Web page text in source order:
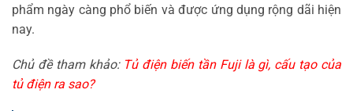
phẩm ngày càng phổ biến và được ứng dụng rộng dãi hiện
nay.
Chủ đề tham khảo: Tủ điện biến tần Fuji là gì, cấu tạo của
tủ điện ra sao?